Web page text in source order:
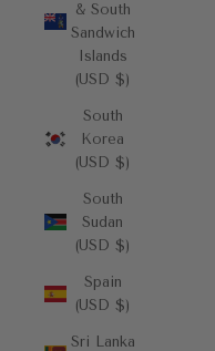
& South
Sandwich
Islands
(USD $)
South
Korea
(USD $)
South
Sudan
(USD $)
Spain
(USD $)
Sri Lanka